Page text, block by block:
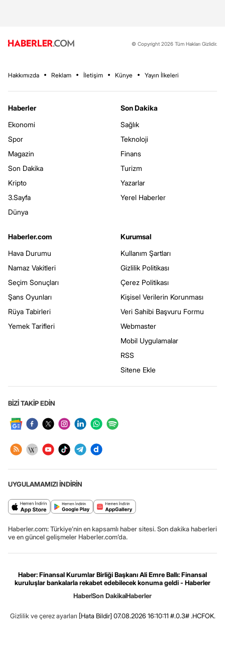
© Copyright 2026 Tüm Hakları Gizlidir.
Hakkımızda Reklam İletişim Künye Yayın İlkeleri
Haberler
Ekonomi
Spor
Magazin
Son Dakika
Kripto
3.Sayfa
Dünya
Son Dakika
Sağlık
Teknoloji
Finans
Turizm
Yazarlar
Yerel Haberler
Haberler.com
Hava Durumu
Namaz Vakitleri
Seçim Sonuçları
Şans Oyunları
Rüya Tabirleri
Yemek Tarifleri
Kurumsal
Kullanım Şartları
Gizlilik Politikası
Çerez Politikası
Kişisel Verilerin Korunması
Veri Sahibi Başvuru Formu
Webmaster
Mobil Uygulamalar
RSS
Sitene Ekle
BİZİ TAKİP EDİN
UYGULAMAMIZI İNDİRİN
Haberler.com: Türkiye’nin en kapsamlı haber sitesi. Son dakika haberleri
ve en güncel gelişmeler Haberler.com’da.
Haber: Finansal Kurumlar Birliği Başkanı Ali Emre Ballı: Finansal
kuruluşlar bankalarla rekabet edebilecek konuma geldi - Haberler
HaberSon DakikaHaberler
Gizlilik ve çerez ayarları [Hata Bildir] 07.08.2026 16:10:11 #.0.3# .HCFOK.